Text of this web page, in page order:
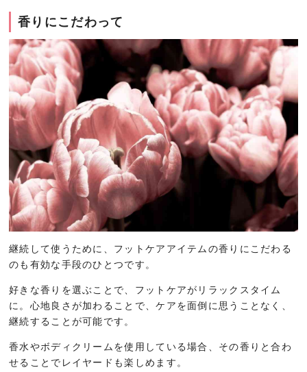
香りにこだわって
継続して使うために、フットケアアイテムの香りにこだわる
のも有効な手段のひとつです。
好きな香りを選ぶことで、フットケアがリラックスタイム
に。心地良さが加わることで、ケアを面倒に思うことなく、
継続することが可能です。
香水やボディクリームを使用している場合、その香りと合わ
せることでレイヤードも楽しめます。